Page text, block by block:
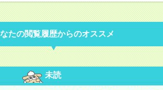
たの閲覧履歴からのオススメ
未読